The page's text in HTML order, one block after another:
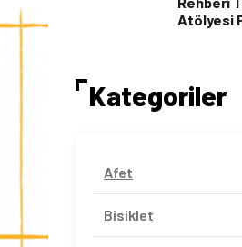
Atölyesi
Kategoriler
Afet
Bisiklet